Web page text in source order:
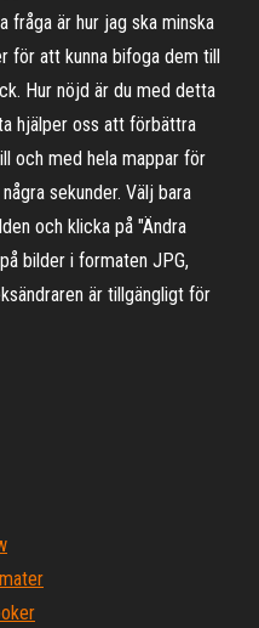
fråga är hur jag ska minska
för att kunna bifoga dem till
Hur nöjd är du med detta
hjälper oss att förbättra
och med hela mappar för
sekunder. Välj bara
och klicka på "Ändra
bilder i formaten JPG,
är tillgängligt för